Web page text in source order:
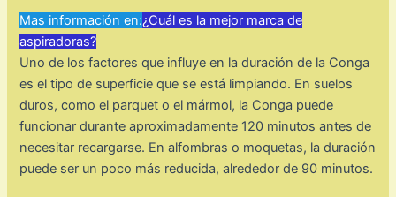
Mas información en:¿Cuál es la mejor marca de
aspiradoras?
Uno de los factores que influye en la duración de la Conga
es el tipo de superficie que se está limpiando. En suelos
duros, como el parquet o el mármol, la Conga puede
funcionar durante aproximadamente 120 minutos antes de
necesitar recargarse. En alfombras o moquetas, la duración
puede ser un poco más reducida, alrededor de 90 minutos.